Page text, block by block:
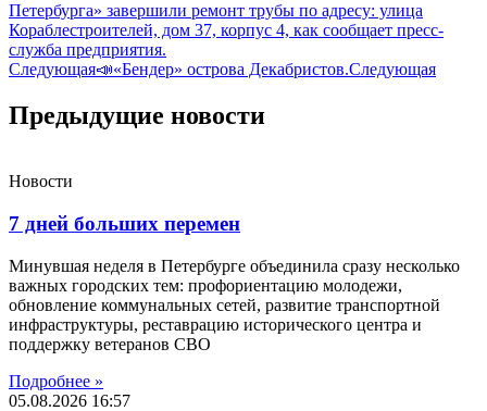
Петербурга» завершили ремонт трубы по адресу: улица
Кораблестроителей, дом 37, корпус 4, как сообщает пресс-
служба предприятия.
Следующая📣«Бендер» острова Декабристов.Следующая
Предыдущие новости
Новости
7 дней больших перемен
Минувшая неделя в Петербурге объединила сразу несколько
важных городских тем: профориентацию молодежи,
обновление коммунальных сетей, развитие транспортной
инфраструктуры, реставрацию исторического центра и
поддержку ветеранов СВО
Подробнее »
05.08.2026 16:57